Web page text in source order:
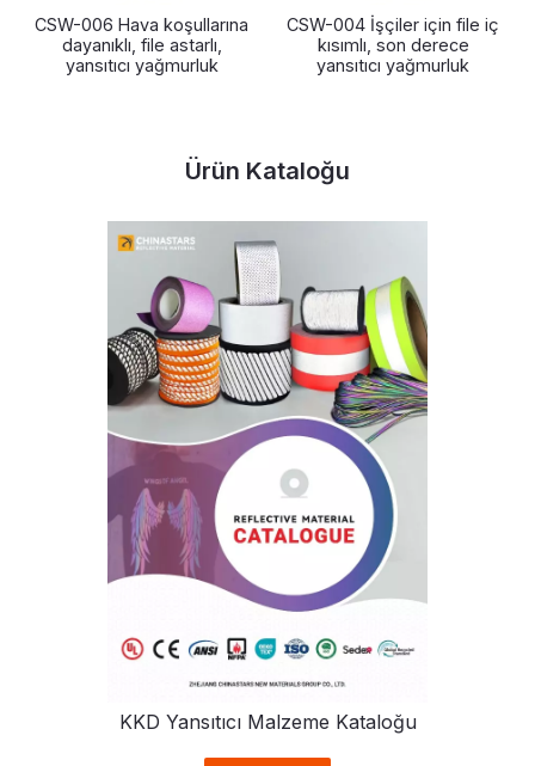
CSW-006 Hava koşullarına
dayanıklı, file astarlı,
yansıtıcı yağmurluk
CSW-004 İşçiler için file iç
kısımlı, son derece
yansıtıcı yağmurluk
Ürün Kataloğu
KKD Yansıtıcı Malzeme Kataloğu